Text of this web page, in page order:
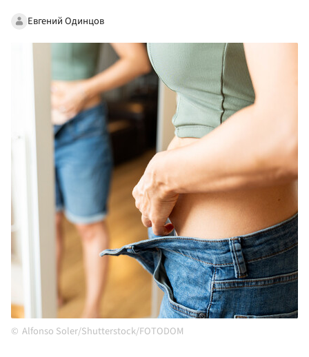
Евгений Одинцов
Alfonso Soler/Shutterstock/FOTODOM